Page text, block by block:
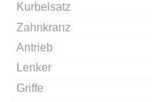
Kurbelsatz
Zahnkranz
Antrieb
Lenker
Griffe